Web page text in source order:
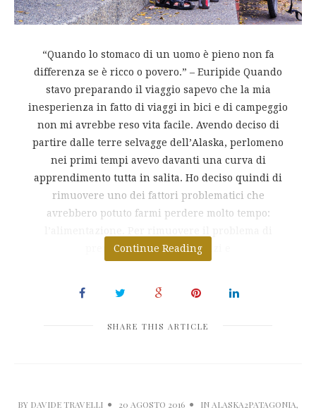
“Quando lo stomaco di un uomo è pieno non fa
differenza se è ricco o povero.” – Euripide Quando
stavo preparando il viaggio sapevo che la mia
inesperienza in fatto di viaggi in bici e di campeggio
non mi avrebbe reso vita facile. Avendo deciso di
partire dalle terre selvagge dell’Alaska, perlomeno
nei primi tempi avevo davanti una curva di
apprendimento tutta in salita. Ho deciso quindi di
rimuovere uno dei fattori problematici che
avrebbero potuto farmi perdere molto tempo:
preparare colazioni, pranzi e
Continue Reading
SHARE THIS ARTICLE
BY DAVIDE TRAVELLI 20 AGOSTO 2016 INALASKA2PATAGONIA,